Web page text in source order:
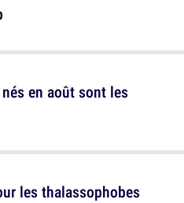
en août sont les
les thalassophobes